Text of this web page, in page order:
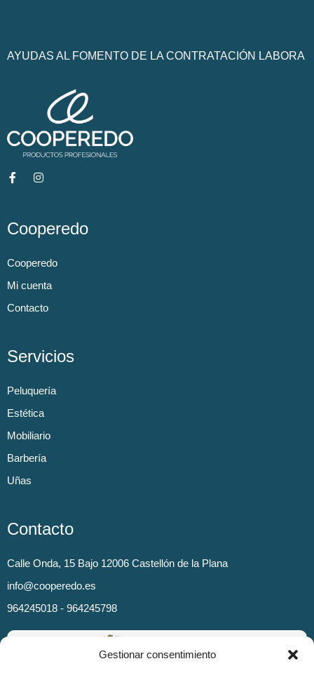
Gestionar consentimiento
AYUDAS AL FOMENTO DE LA CONTRATACIÓN LABORA
Cooperedo
Cooperedo
Mi cuenta
Contacto
Servicios
Peluquería
Estética
Mobiliario
Barbería
Uñas
Contacto
Calle Onda, 15 Bajo 12006 Castellón de la Plana
info@cooperedo.es
964245018 - 964245798